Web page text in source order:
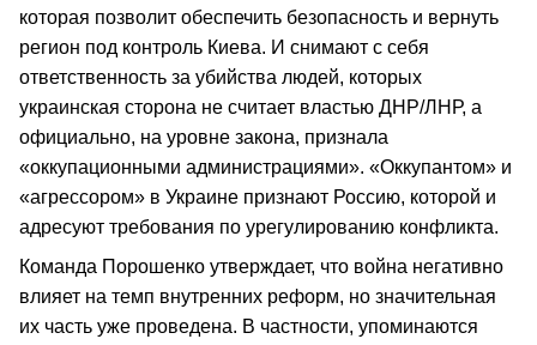
которая позволит обеспечить безопасность и вернуть
регион под контроль Киева. И снимают с себя
ответственность за убийства людей, которых
украинская сторона не считает властью ДНР/ЛНР, а
официально, на уровне закона, признала
«оккупационными администрациями». «Оккупантом» и
«агрессором» в Украине признают Россию, которой и
адресуют требования по урегулированию конфликта.
Команда Порошенко утверждает, что война негативно
влияет на темп внутренних реформ, но значительная
их часть уже проведена. В частности, упоминаются